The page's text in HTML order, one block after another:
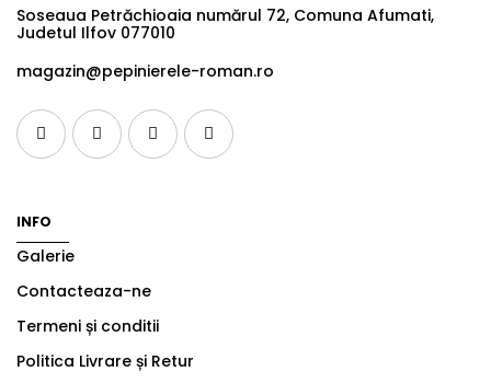
Soseaua Petrăchioaia numărul 72, Comuna Afumati,
Judetul Ilfov 077010
magazin@pepinierele-roman.ro
INFO
Galerie
Contacteaza-ne
Termeni și conditii
Politica Livrare și Retur